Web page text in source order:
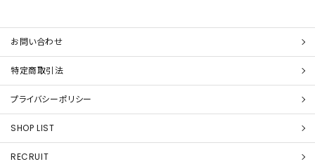
お問い合わせ
特定商取引法
プライバシーポリシー
SHOP LIST
RECRUIT